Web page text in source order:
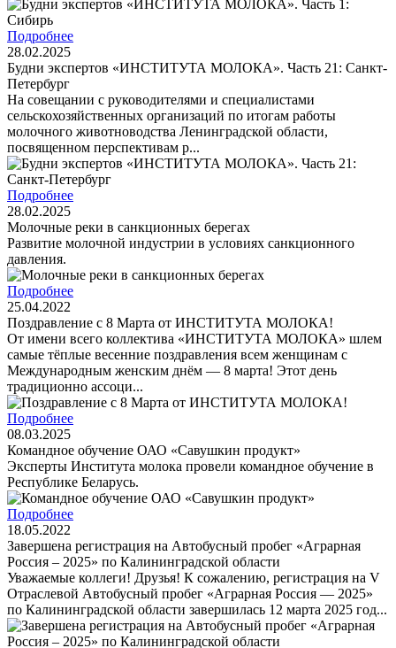
Подробнее
28.02.2025
Будни экспертов «ИНСТИТУТА МОЛОКА». Часть 21: Санкт-
Петербург
На совещании с руководителями и специалистами
сельскохозяйственных организаций по итогам работы
молочного животноводства Ленинградской области,
посвященном перспективам р...
Подробнее
28.02.2025
Молочные реки в санкционных берегах
Развитие молочной индустрии в условиях санкционного
давления.
Подробнее
25.04.2022
Поздравление с 8 Марта от ИНСТИТУТА МОЛОКА!
От имени всего коллектива «ИНСТИТУТА МОЛОКА» шлем
самые тёплые весенние поздравления всем женщинам с
Международным женским днём — 8 марта! Этот день
традиционно ассоци...
Подробнее
08.03.2025
Командное обучение ОАО «Савушкин продукт»
Эксперты Института молока провели командное обучение в
Республике Беларусь.
Подробнее
18.05.2022
Завершена регистрация на Автобусный пробег «Аграрная
Россия – 2025» по Калининградской области
Уважаемые коллеги! Друзья! К сожалению, регистрация на V
Отраслевой Автобусный пробег «Аграрная Россия — 2025»
по Калининградской области завершилась 12 марта 2025 год...